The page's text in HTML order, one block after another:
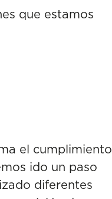
que estamos
el cumplimiento
ido un paso
diferentes